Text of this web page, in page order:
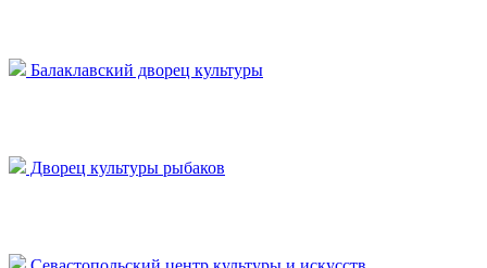
Балаклавский дворец культуры
Дворец культуры рыбаков